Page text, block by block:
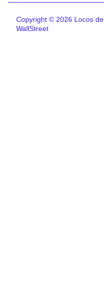
Copyright © 2026 Locos de
WallStreet